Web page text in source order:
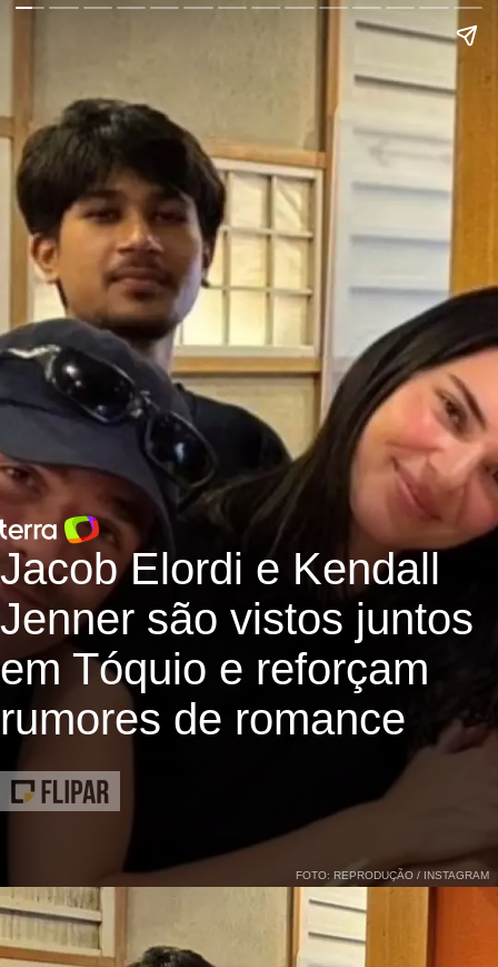
Jacob Elordi e Kendall
Jenner são vistos juntos
em Tóquio e reforçam
rumores de romance
FOTO: REPRODUÇÃO / INSTAGRAM